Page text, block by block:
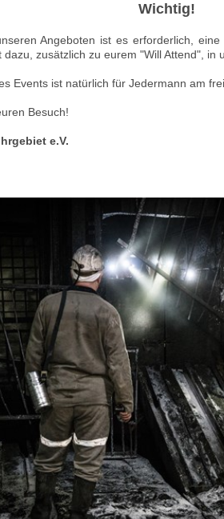
Wichtig!
Angeboten ist es erforderlich,
zusätzlich zu eurem "Will Attend", in
Events ist natürlich für Jedermann am
Besuch!
e.V.